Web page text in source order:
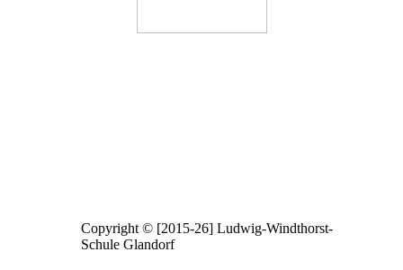
Copyright © [2015-26] Ludwig-Windthorst-
Schule Glandorf